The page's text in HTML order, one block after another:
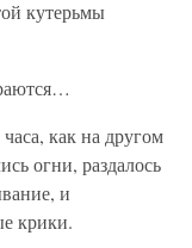
кутерьмы
как на другом
огни, раздалось
и
крики.